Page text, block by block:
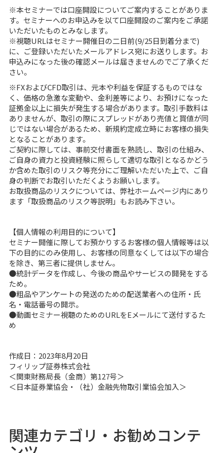
※本セミナーでは口座開設についてご案内することがありま
す。セミナーへのお申込みを以て口座開設のご案内をご承諾
いただいたものとみなします。
※視聴URLはセミナー開催日の二日前(9/25日到着分まで)
に、ご登録いただいたメールアドレス宛にお送りします。お
申込みになった後の確認メールは届きませんのでご了承くだ
さい。
※FXおよびCFD取引は、元本や利益を保証するものではな
く、価格の急激な変動や、金利差等により、お預けになった
証拠金以上に損失が発生する場合があります。取引手数料は
ありませんが、取引の際にスプレッドがあり売値と買値が同
じではない場合があるため、新規約定成立時にお客様の損失
となることがあります。
ご契約に際しては、事前交付書面を熟読し、取引の仕組み、
ご自身の資力と投資経験に照らして適切な取引となるかどう
か含めた取引のリスク等充分にご理解いただいた上で、ご自
身の判断でお取引いただくようお願いします。
お取扱商品のリスクについては、弊社ホームページ内にあり
ます「取扱商品のリスク等説明」もお読み下さい。
【個人情報の利用目的について】
セミナー開催に際してお預かりするお客様の個人情報等は以
下の目的にのみ使用し、お客様の同意なくしては以下の場合
を除き、第三者に提供しません。
●統計データを作成し、今後の商品やサービスの開発をする
ため。
●粗品やアンケートの発送のための配送業者への住所・氏
名・電話番号の開示。
●動画セミナー視聴のためのURLをEメールにて送付するた
め
作成日：2023年8月20日
フィリップ証券株式会社
＜関東財務局長（金商）第127号＞
＜日本証券業協会・（社）金融先物取引業協会加入＞
関連カテゴリ・お勧めコンテ